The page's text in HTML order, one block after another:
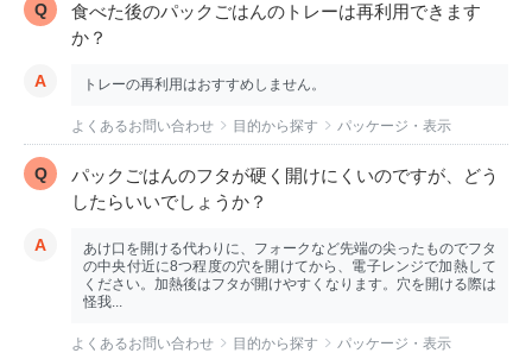
食べた後のパックごはんのトレーは再利用できます
か？
トレーの再利用はおすすめしません。
よくあるお問い合わせ 目的から探す パッケージ・表示
パックごはんのフタが硬く開けにくいのですが、どう
したらいいでしょうか？
あけ口を開ける代わりに、フォークなど先端の尖ったものでフタ
の中央付近に8つ程度の穴を開けてから、電子レンジで加熱して
ください。加熱後はフタが開けやすくなります。穴を開ける際は
怪我...
よくあるお問い合わせ 目的から探す パッケージ・表示